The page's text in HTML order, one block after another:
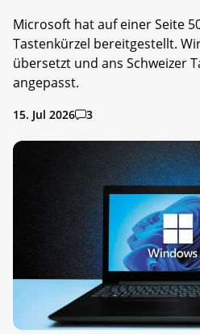
Microsoft hat auf einer Seite
Tastenkürzel bereitgestellt.
übersetzt und ans Schweizer
angepasst.
15. Jul 2026 3